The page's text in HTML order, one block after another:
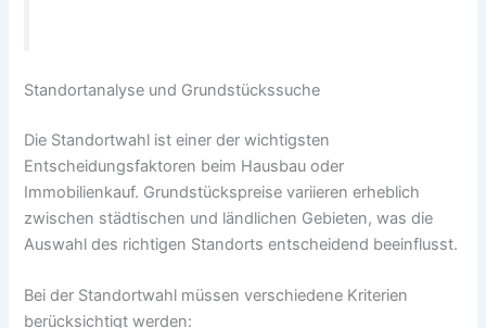
Standortanalyse und Grundstückssuche
Die Standortwahl ist einer der wichtigsten
Entscheidungsfaktoren beim Hausbau oder
Immobilienkauf. Grundstückspreise variieren erheblich
zwischen städtischen und ländlichen Gebieten, was die
Auswahl des richtigen Standorts entscheidend beeinflusst.
Bei der Standortwahl müssen verschiedene Kriterien
berücksichtigt werden: